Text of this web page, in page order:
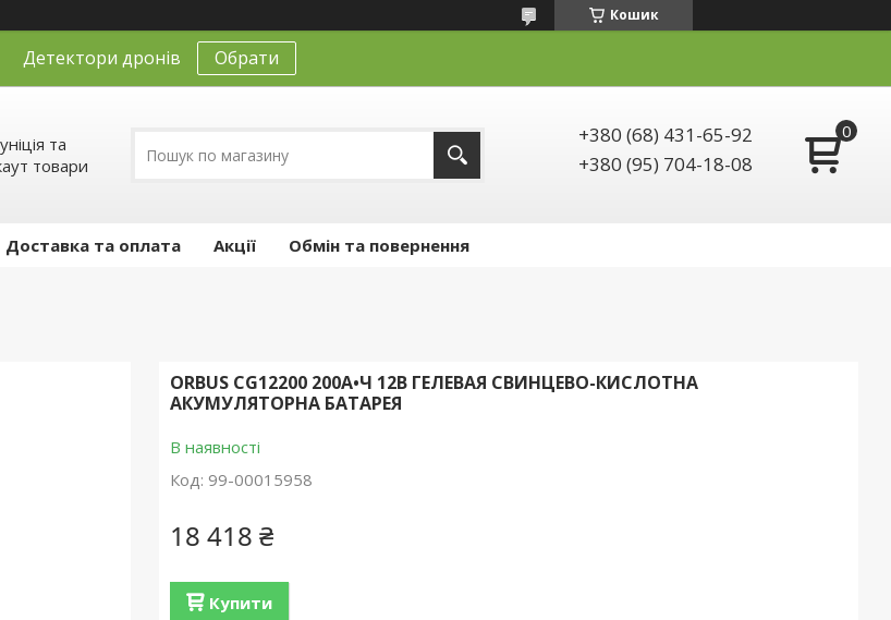
Кошик
Детектори дронів Обрати
та
товари
+380 (68) 431-65-92
+380 (95) 704-18-08
Доставка та оплата Акції Обмін та повернення
ORBUS CG12200 200A•Ч 12В ГЕЛЕВАЯ СВИНЦЕВО-КИСЛОТНА
АКУМУЛЯТОРНА БАТАРЕЯ
В наявності
Код: 99-00015958
18 418 ₴
Купити